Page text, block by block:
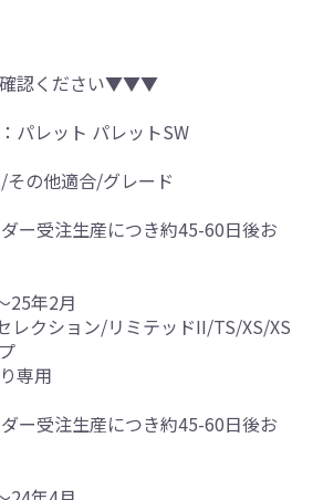
認ください▼▼▼
パレット パレットSW
の他適合/グレード
受注生産につき約45-60日後お
25年2月
レクション/リミテッドII/TS/XS/XS
専用
受注生産につき約45-60日後お